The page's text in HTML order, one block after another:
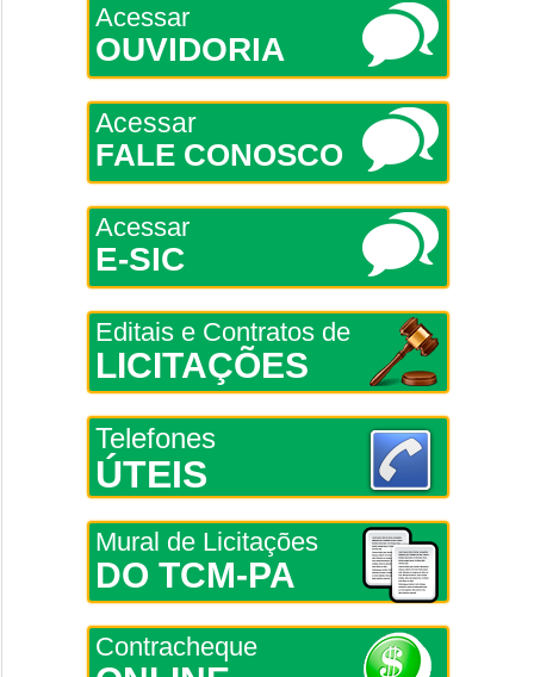
Acessar
OUVIDORIA
Acessar
FALE CONOSCO
Acessar
E-SIC
Editais e Contratos de
LICITAÇÕES
Telefones
ÚTEIS
Mural de Licitações
DO TCM-PA
Contracheque